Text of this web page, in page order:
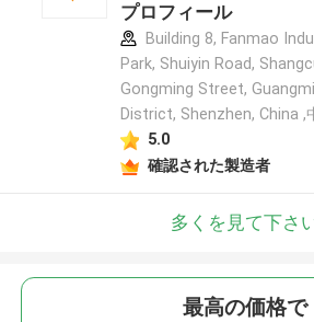
プロフィール
Building 8, Fanmao
Park, Shuiyin Road,
Gongming Street,
District, Shenzhen, China ,
5.0
確認された製造者
多くを見て下さ
最高の価格で